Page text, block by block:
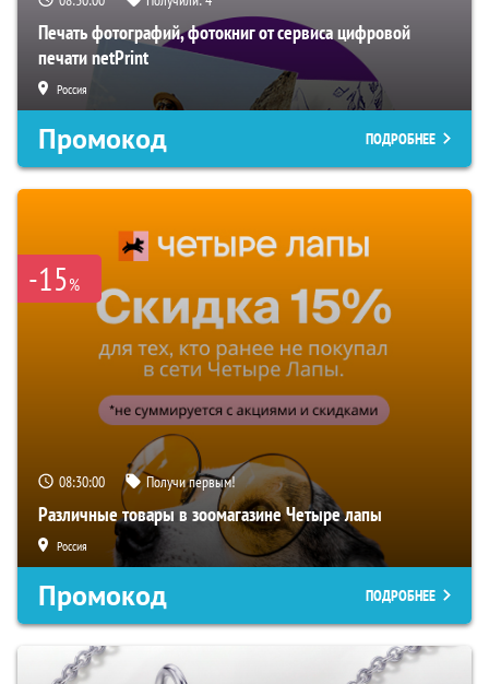
Печать фотографий, фотокниг от сервиса цифровой
печати netPrint
Россия
Промокод ПОДРОБНЕЕ
-15%
08:29:59 Получи первым!
Различные товары в зоомагазине Четыре лапы
Россия
Промокод ПОДРОБНЕЕ